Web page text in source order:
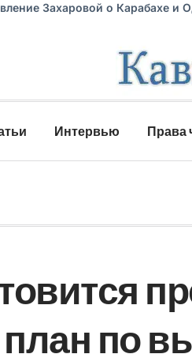
Захаровой о Карабахе и
Интервью Права
по